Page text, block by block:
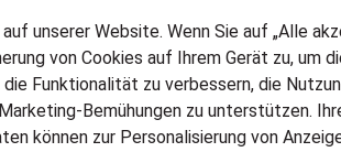
unserer Website. Wenn Sie auf „Alle
von Cookies auf Ihrem Gerät zu, um
Funktionalität zu verbessern, die
Bemühungen zu unterstützen.
können zur Personalisierung von